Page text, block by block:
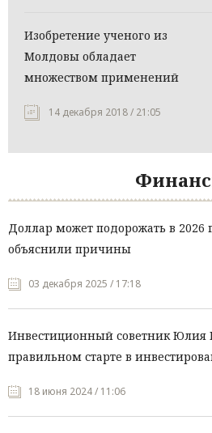
Изобретение ученого из
Молдовы обладает
множеством применений
14 декабря 2018 / 21:05
Доллар может подорожать в 2026
объяснили причины
03 декабря 2025 / 17:18
Инвестиционный советник Юлия
правильном старте в
18 июня 2024 / 11:06